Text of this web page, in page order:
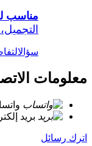
مناسب
سؤال
معلومات
بريد
اترك رسائل